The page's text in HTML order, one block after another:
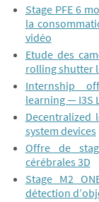
Stage PFE 6
la
vidéo
Etude des
rolling shutter
Internship
learning — I3S
Decentralized
system devices
Offre de
cérébrales 3D
Stage M2
détection